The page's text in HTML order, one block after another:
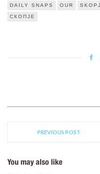
DAILY SNAPS OUR
СКОПЈЕ
PREVIOUS POST
You may also like